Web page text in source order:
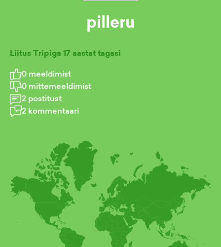
pilleru
Liitus Tripiga 17 aastat tagasi
0 meeldimist
0 mittemeeldimist
2 postitust
2 kommentaari